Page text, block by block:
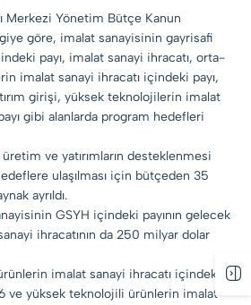
Merkezi Yönetim Bütçe Kanun
göre, imalat sanayisinin gayrisafi
payı, imalat sanayi ihracatı, orta-
imalat sanayi ihracatı içindeki payı,
girişi, yüksek teknolojilerin imalat
gibi alanlarda program hedefleri
ve yatırımların desteklenmesi
ulaşılması için bütçeden 35
ayrıldı.
GSYH içindeki payının gelecek
ihracatının da 250 milyar dolar
imalat sanayi ihracatı içindeki
ve yüksek teknolojili ürünlerin imalat